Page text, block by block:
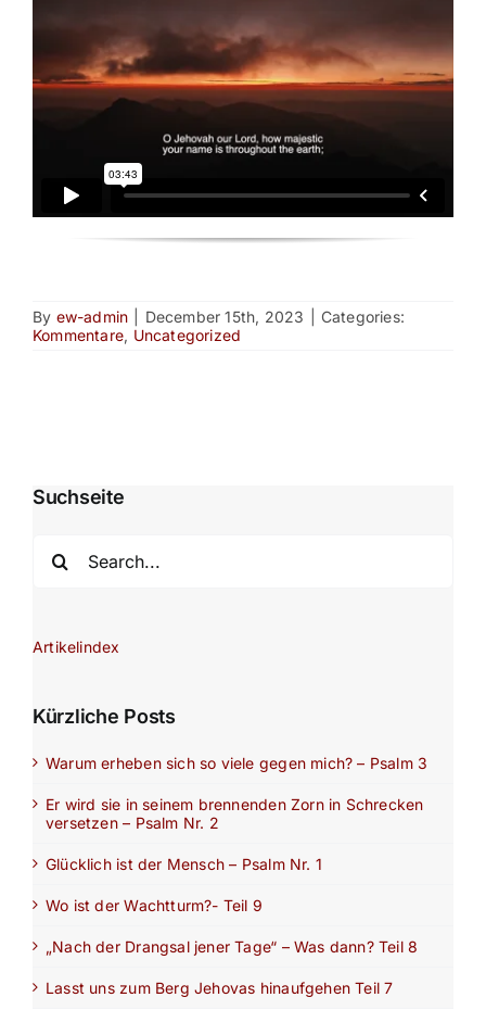
By ew-admin December 15th, 2023
Categories:
Kommentare, Uncategorized
Suchseite
for:
Artikelindex
Kürzliche Posts
Warum erheben sich so viele gegen mich? – Psalm 3
Er wird sie in seinem brennenden Zorn in Schrecken
versetzen – Psalm Nr. 2
Glücklich ist der Mensch – Psalm Nr. 1
Wo ist der Wachtturm?- Teil 9
„Nach der Drangsal jener Tage“ – Was dann? Teil 8
Lasst uns zum Berg Jehovas hinaufgehen Teil 7